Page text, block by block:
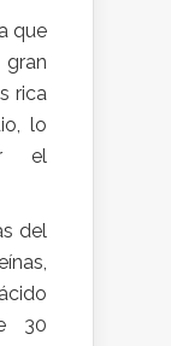
que
rica
lo
el
del
30